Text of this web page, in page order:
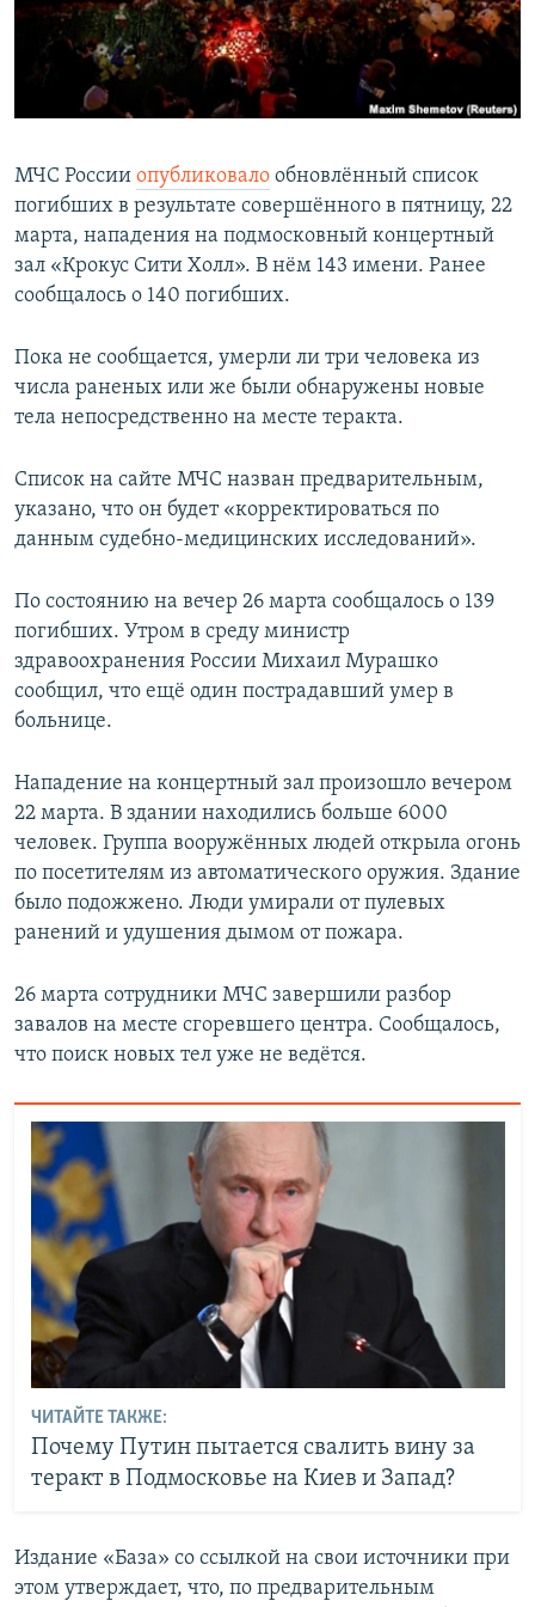
МЧС России опубликовало обновлённый список
погибших в результате совершённого в пятницу, 22
марта, нападения на подмосковный концертный
зал «Крокус Сити Холл». В нём 143 имени. Ранее
сообщалось о 140 погибших.
Пока не сообщается, умерли ли три человека из
числа раненых или же были обнаружены новые
тела непосредственно на месте теракта.
Список на сайте МЧС назван предварительным,
указано, что он будет «корректироваться по
данным судебно-медицинских исследований».
По состоянию на вечер 26 марта сообщалось о 139
погибших. Утром в среду министр
здравоохранения России Михаил Мурашко
сообщил, что ещё один пострадавший умер в
больнице.
Нападение на концертный зал произошло вечером
22 марта. В здании находились больше 6000
человек. Группа вооружённых людей открыла огонь
по посетителям из автоматического оружия. Здание
было подожжено. Люди умирали от пулевых
ранений и удушения дымом от пожара.
26 марта сотрудники МЧС завершили разбор
завалов на месте сгоревшего центра. Сообщалось,
что поиск новых тел уже не ведётся.
ЧИТАЙТЕ ТАКЖЕ:
Почему Путин пытается свалить вину за
теракт в Подмосковье на Киев и Запад?
Издание «База» со ссылкой на свои источники при
этом утверждает, что, по предварительным